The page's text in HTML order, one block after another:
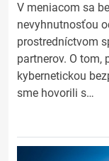
V meniacom sa
nevyhnutnosťou
prostredníctvom
partnerov. O tom,
kybernetickou
sme hovorili s…